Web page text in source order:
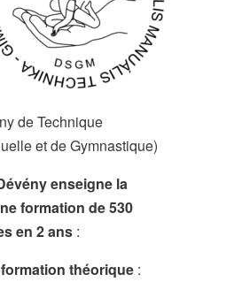
de Technique
et de Gymnastique)
enseigne la
formation de 530
en 2 ans :
théorique :